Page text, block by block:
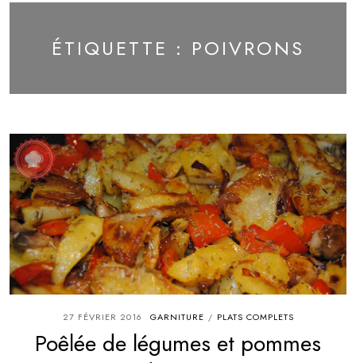
ÉTIQUETTE : POIVRONS
27 FÉVRIER 2016 GARNITURE / PLATS COMPLETS
Poêlée de légumes et pommes